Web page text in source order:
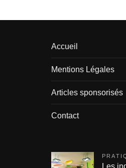
Accueil
Mentions Légales
Articles sponsorisés
Contact
Les